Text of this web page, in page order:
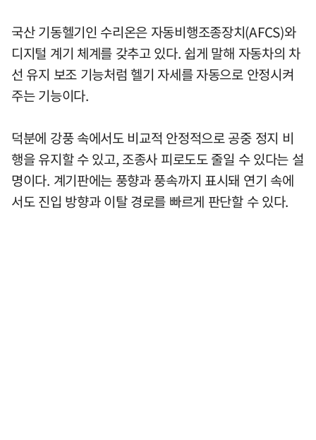
국산 기동헬기인 수리온은 자동비행조종장치(AFCS)와
디지털 계기 체계를 갖추고 있다. 쉽게 말해 자동차의 차
선 유지 보조 기능처럼 헬기 자세를 자동으로 안정시켜
주는 기능이다.
덕분에 강풍 속에서도 비교적 안정적으로 공중 정지 비
행을 유지할 수 있고, 조종사 피로도도 줄일 수 있다는 설
명이다. 계기판에는 풍향과 풍속까지 표시돼 연기 속에
서도 진입 방향과 이탈 경로를 빠르게 판단할 수 있다.